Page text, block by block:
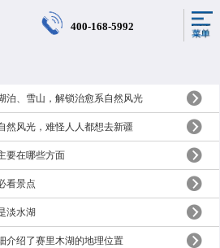
400-168-5992
泊、雪山，解锁治愈系自然风光
然风光，难怪人人都想去新疆
要在哪些方面
看景点
淡水湖
介绍了赛里木湖的地理位置